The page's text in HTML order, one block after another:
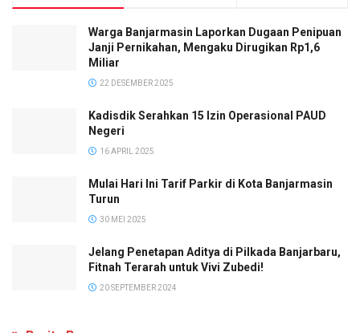
Warga Banjarmasin Laporkan Dugaan Penipuan
Janji Pernikahan, Mengaku Dirugikan Rp1,6
Miliar
22 DESEMBER 2025
Kadisdik Serahkan 15 Izin Operasional PAUD
Negeri
16 APRIL 2025
Mulai Hari Ini Tarif Parkir di Kota Banjarmasin
Turun
30 MEI 2025
Jelang Penetapan Aditya di Pilkada Banjarbaru,
Fitnah Terarah untuk Vivi Zubedi!
20 SEPTEMBER 2024